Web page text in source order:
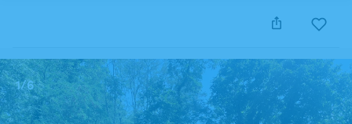
Cette annonce est close et ne peut être réservée.
1/6